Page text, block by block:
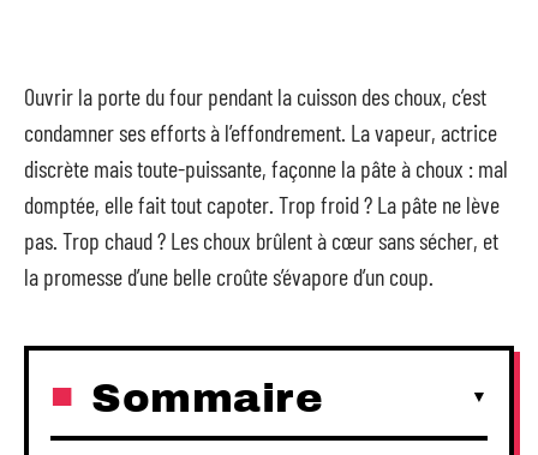
Ouvrir la porte du four pendant la cuisson des choux, c’est
condamner ses efforts à l’effondrement. La vapeur, actrice
discrète mais toute-puissante, façonne la pâte à choux : mal
domptée, elle fait tout capoter. Trop froid ? La pâte ne lève
pas. Trop chaud ? Les choux brûlent à cœur sans sécher, et
la promesse d’une belle croûte s’évapore d’un coup.
Sommaire